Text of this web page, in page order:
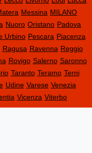
Messina MILANO
Nuoro Oristano Padova
Urbino Pescara Piacenza
Ragusa Ravenna Reggio
Rovigo Salerno Saronno
Taranto Teramo Terni
Udine Varese Venezia
Vicenza Viterbo